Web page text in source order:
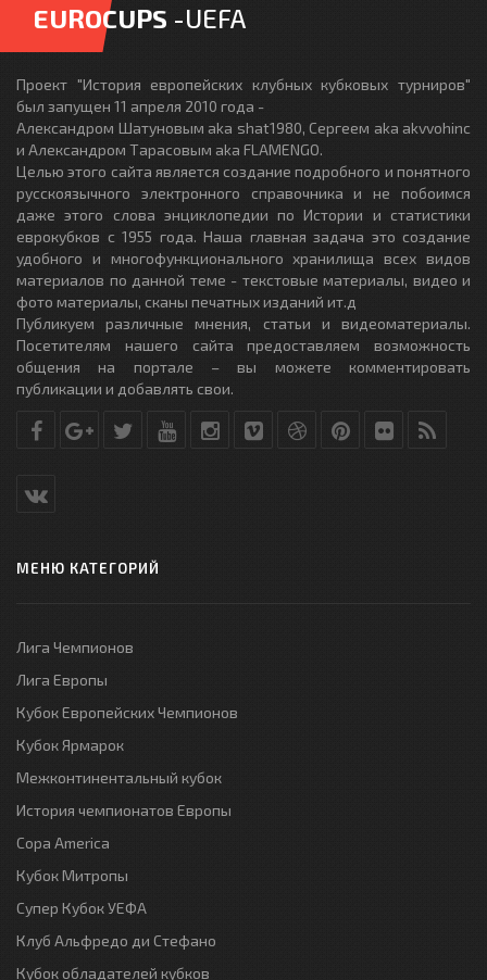
EUROCUPS -UEFA
Проект "История европейских клубных кубковых турниров"
был запущен 11 апреля 2010 года -
Александром Шатуновым aka shat1980, Сергеем aka akvvohinc
и Александром Тарасовым aka FLAMENGO.
Целью этого сайта является создание подробного и понятного
русскоязычного электронного справочника и не побоимся
даже этого слова энциклопедии по Истории и статистики
еврокубков с 1955 года. Наша главная задача это создание
удобного и многофункционального хранилища всех видов
материалов по данной теме - текстовые материалы, видео и
фото материалы, сканы печатных изданий ит.д
Публикуем различные мнения, статьи и видеоматериалы.
Посетителям нашего сайта предоставляем возможность
общения на портале – вы можете комментировать
публикации и добавлять свои.
МЕНЮ КАТЕГОРИЙ
Лига Чемпионов
Лига Европы
Кубок Европейских Чемпионов
Кубок Ярмарок
Межконтинентальный кубок
История чемпионатов Европы
Copa America
Кубок Митропы
Супер Кубок УЕФА
Клуб Альфредо ди Стефано
Кубок обладателей кубков